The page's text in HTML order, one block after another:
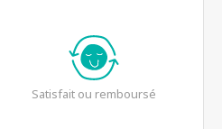
Satisfait ou remboursé